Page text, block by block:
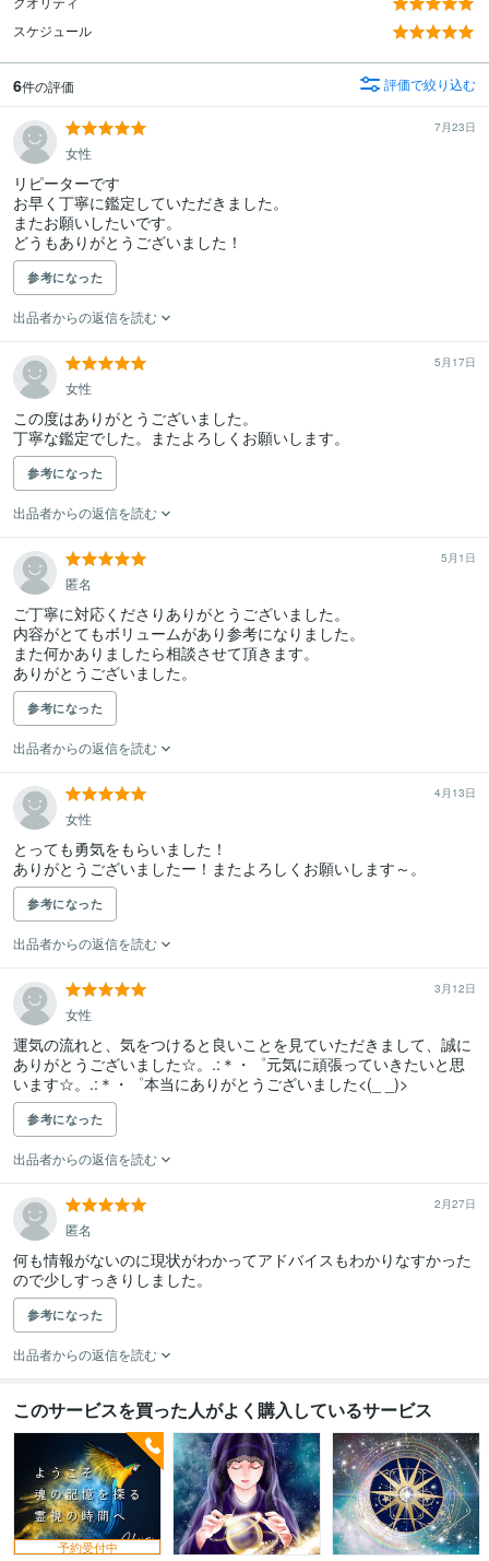
スケジュール
6件の評価 評価で絞り込む
7月23日
女性
リピーターです
お早く丁寧に鑑定していただきました。
またお願いしたいです。
どうもありがとうございました！
参考になった
出品者からの返信を読む
5月17日
女性
この度はありがとうございました。
丁寧な鑑定でした。またよろしくお願いします。
参考になった
出品者からの返信を読む
5月1日
匿名
ご丁寧に対応くださりありがとうございました。
内容がとてもボリュームがあり参考になりました。
また何かありましたら相談させて頂きます。
ありがとうございました。
参考になった
出品者からの返信を読む
4月13日
女性
とっても勇気をもらいました！
ありがとうございましたー！またよろしくお願いします～。
参考になった
出品者からの返信を読む
3月12日
女性
運気の流れと、気をつけると良いことを見ていただきまして、誠に
ありがとうございました☆。.:＊・゜元気に頑張っていきたいと思
います☆。.:＊・゜本当にありがとうございました<(_ _)>
参考になった
出品者からの返信を読む
2月27日
匿名
何も情報がないのに現状がわかってアドバイスもわかりなすかった
ので少しすっきりしました。
参考になった
出品者からの返信を読む
このサービスを買った人がよく購入しているサービス
予約受付中